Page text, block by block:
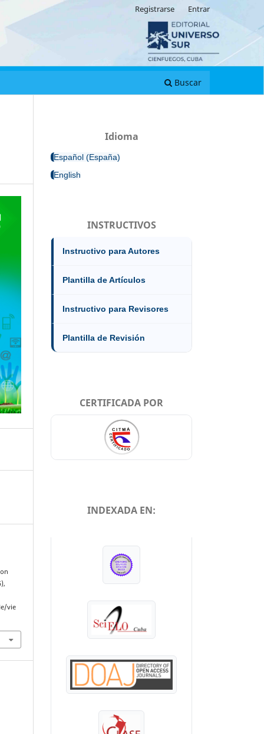
Buscar
Registrarse Entrar
vie
Idioma
Español (España)
English
INSTRUCTIVOS
Instructivo para Autores
Plantilla de Artículos
Instructivo para Revisores
Plantilla de Revisión
CERTIFICADA POR
INDEXADA EN: